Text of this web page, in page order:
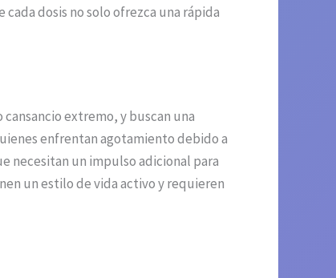
dosis no solo ofrezca una rápida
extremo, y buscan una
enfrentan agotamiento debido a
necesitan un impulso adicional para
un estilo de vida activo y requieren